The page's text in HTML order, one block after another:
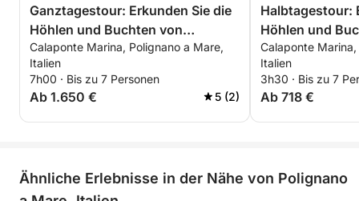
Ganztagestour: Erkunden Sie die
Höhlen und Buchten von
Polignano a Mare und Monopoli
Calaponte Marina, Polignano a Mare,
Italien
7h00 · Bis zu 7 Personen
Ab 1.650 € 5 (2)
Halbtagestour:
Höhlen und
Polignano a
Calaponte
Italien
3h30 · Bis zu 7
Ab 718 €
Ähnliche Erlebnisse in der Nähe von Polignano